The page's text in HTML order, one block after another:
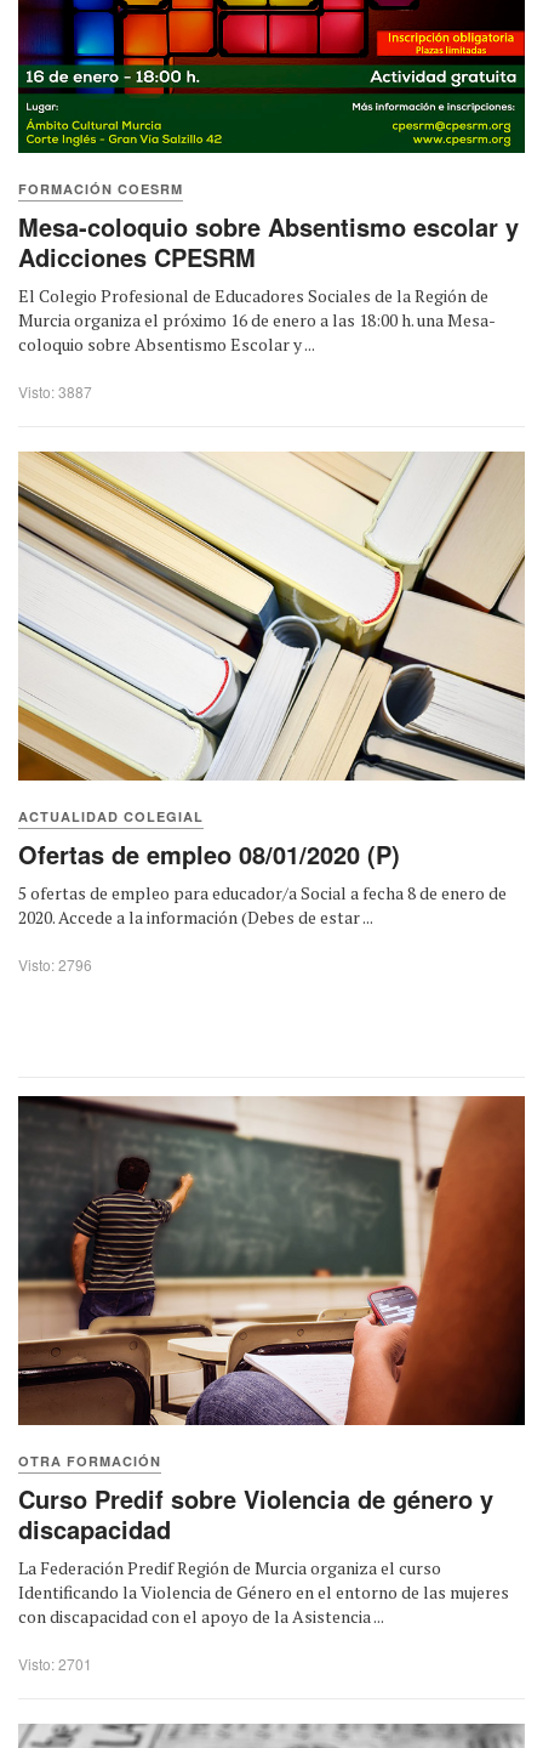
FORMACIÓN COESRM
Mesa-coloquio sobre Absentismo escolar y
Adicciones CPESRM
El Colegio Profesional de Educadores Sociales de la Región de
Murcia organiza el próximo 16 de enero a las 18:00 h. una Mesa-
coloquio sobre Absentismo Escolar y ...
Visto: 3887
ACTUALIDAD COLEGIAL
Ofertas de empleo 08/01/2020 (P)
5 ofertas de empleo para educador/a Social a fecha 8 de enero de
2020. Accede a la información (Debes de estar ...
Visto: 2796
OTRA FORMACIÓN
Curso Predif sobre Violencia de género y
discapacidad
La Federación Predif Región de Murcia organiza el curso
Identificando la Violencia de Género en el entorno de las mujeres
con discapacidad con el apoyo de la Asistencia ...
Visto: 2701